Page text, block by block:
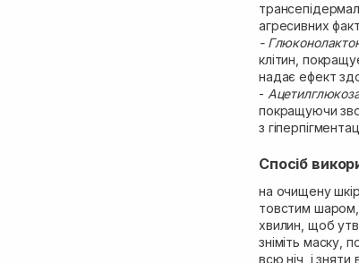
агресивних
-
клітин,
надає ефект
-
покращуючи
з
Спосіб
на очищену
товстим шаром,
хвилин, щоб
зніміть маску,
всю ніч, і